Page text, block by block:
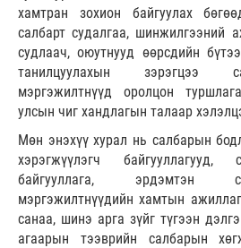
хамтран зохион байгуулах
салбарт судалгаа, шинжилгээний
судлаач, оюутнууд өөрсдийн
танилцуулахын зэрэгцээ
мэргэжилтнүүд оролцон
улсын чиг хандлагын талаар
Мөн энэхүү хурал нь салбарын
хэрэгжүүлэгч байгууллагууд,
байгууллага, эрдэмтэн
мэргэжилтнүүдийн хамтын
санаа, шинэ арга зүйг түгээн
агаарын тээврийн салбарын